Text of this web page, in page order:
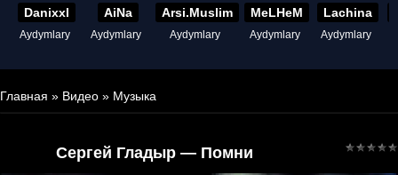
Danixxl
Aydymlary
AiNa
Aydymlary
Arsi.Muslim
Aydymlary
MeLHeM
Aydymlary
Lachina
Aydymlary
Главная » Видео » Музыка
Сергей Гладыр — Помни